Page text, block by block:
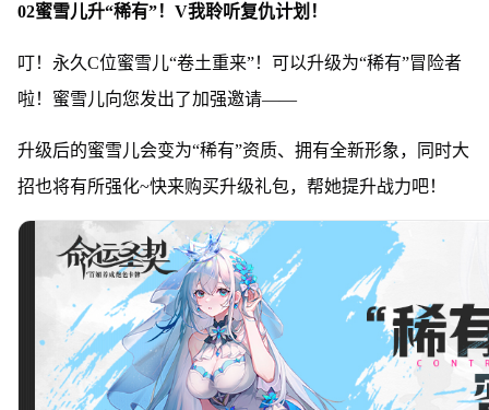
02蜜雪儿升“稀有”！V我聆听复仇计划！
叮！永久C位蜜雪儿“卷土重来”！可以升级为“稀有”冒险者
啦！蜜雪儿向您发出了加强邀请——
升级后的蜜雪儿会变为“稀有”资质、拥有全新形象，同时大
招也将有所强化~快来购买升级礼包，帮她提升战力吧！